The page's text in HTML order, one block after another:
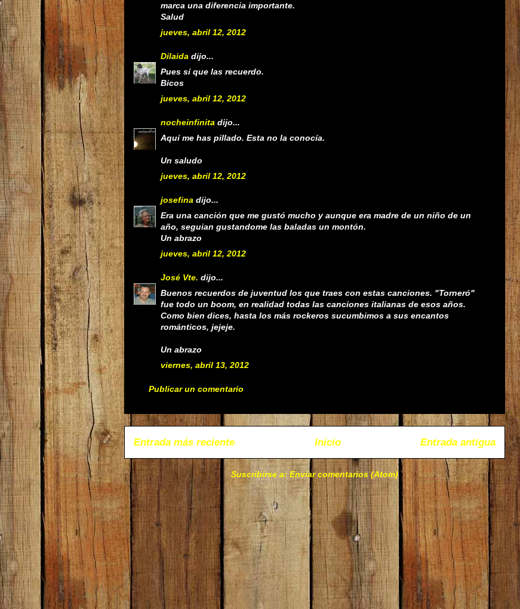
marca una diferencia importante.
Salud
jueves, abril 12, 2012
Dilaida dijo...
Pues sí que las recuerdo.
Bicos
jueves, abril 12, 2012
nocheinfinita dijo...
Aquí me has pillado. Esta no la conocía.
Un saludo
jueves, abril 12, 2012
josefina dijo...
Era una canción que me gustó mucho y aunque era madre de un niño de un
año, seguian gustandome las baladas un montón.
Un abrazo
jueves, abril 12, 2012
José Vte. dijo...
Buenos recuerdos de juventud los que traes con estas canciones. "Torneró"
fue todo un boom, en realidad todas las canciones italianas de esos años.
Como bien dices, hasta los más rockeros sucumbimos a sus encantos
románticos, jejeje.
Un abrazo
viernes, abril 13, 2012
Publicar un comentario
Entrada más reciente Entrada antigua
Inicio
Suscribirse a:Enviar comentarios (Atom)